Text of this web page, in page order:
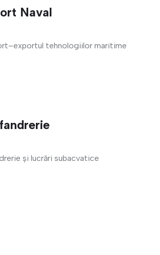
Naval
tehnologiilor maritime
și lucrări subacvatice